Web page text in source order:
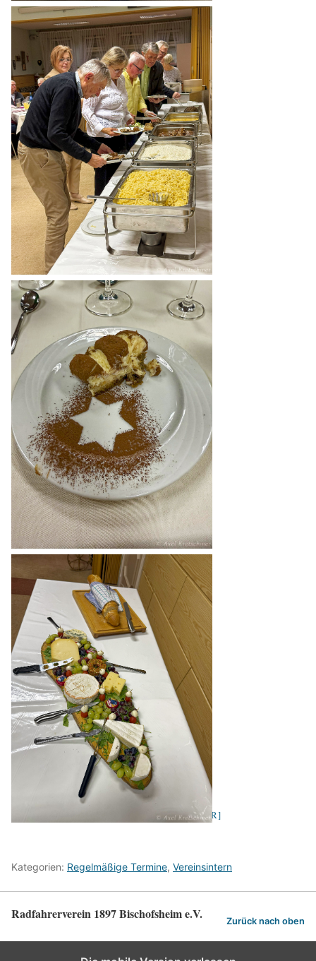
[ZEIGE VORSCHAUBILDER]
Kategorien: Regelmäßige Termine, Vereinsintern
Radfahrerverein 1897 Bischofsheim e.V. Zurück nach oben